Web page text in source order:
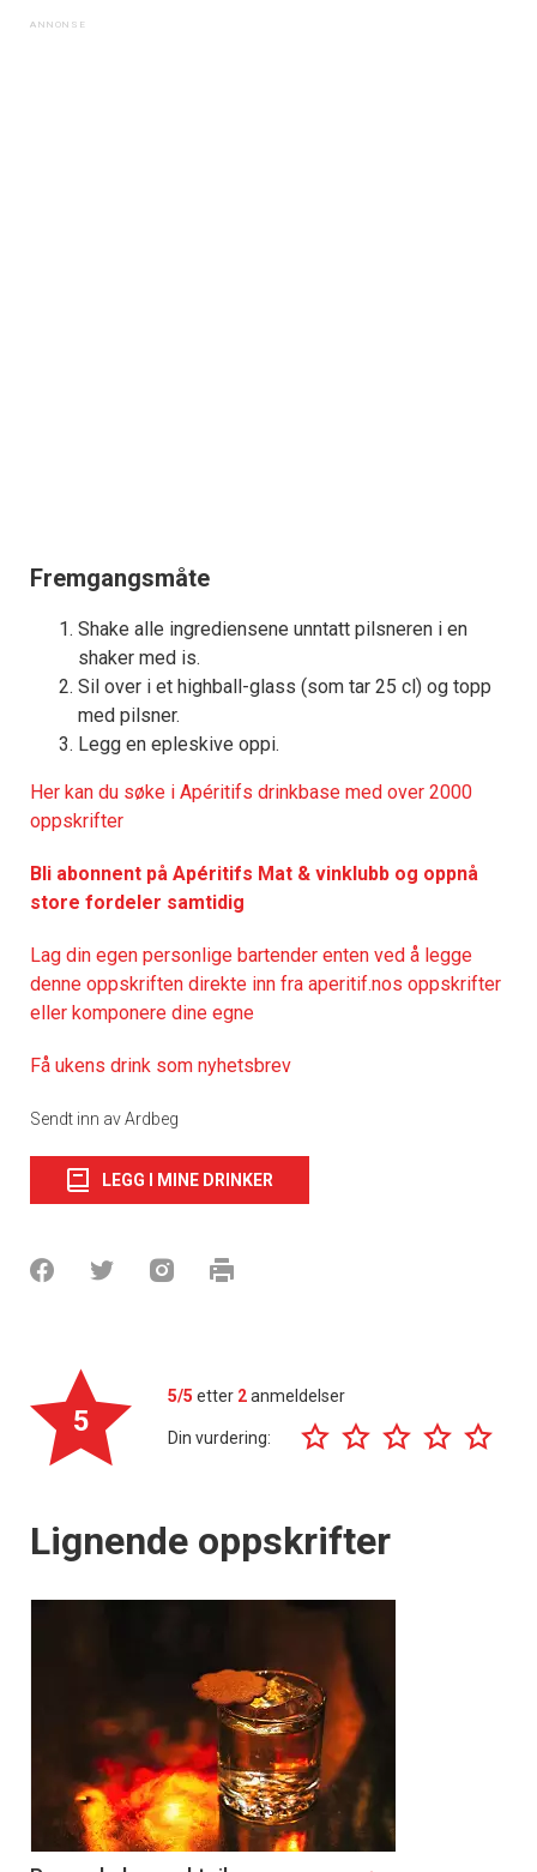
Fremgangsmåte
Shake alle ingrediensene unntatt pilsneren i en
shaker med is.
Sil over i et highball-glass (som tar 25 cl) og topp
med pilsner.
Legg en epleskive oppi.
Her kan du søke i Apéritifs drinkbase med over 2000
oppskrifter
Bli abonnent på Apéritifs Mat & vinklubb og oppnå
store fordeler samtidig
Lag din egen personlige bartender enten ved å legge
denne oppskriften direkte inn fra aperitif.nos oppskrifter
eller komponere dine egne
Få ukens drink som nyhetsbrev
Sendt inn av Ardbeg
LEGG I MINE DRINKER
5
5/5 etter 2anmeldelser
Din vurdering:
Lignende oppskrifter